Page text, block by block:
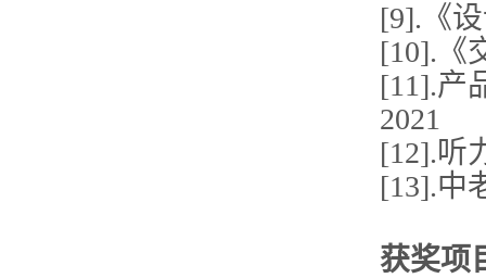
[9].《
[10].《
[11].产
2021
[12].听
[13].中
获奖项